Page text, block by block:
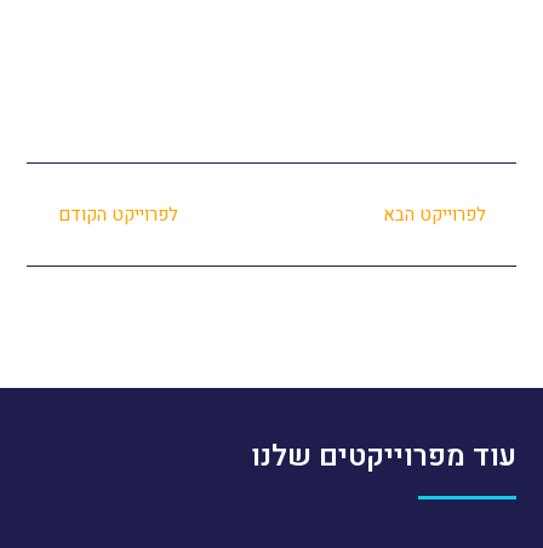
לפרוייקט הבא לפרוייקט הקודם
עוד מפרוייקטים שלנו